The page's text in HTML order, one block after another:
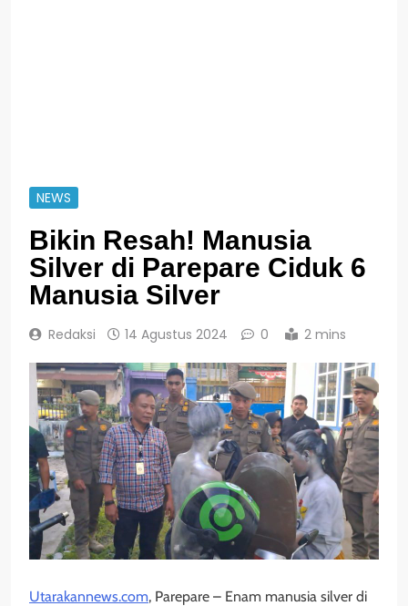
NEWS
Bikin Resah! Manusia
Silver di Parepare Ciduk 6
Manusia Silver
Redaksi 14 Agustus 2024 0 2 mins
Utarakannews.com, Parepare – Enam manusia silver di